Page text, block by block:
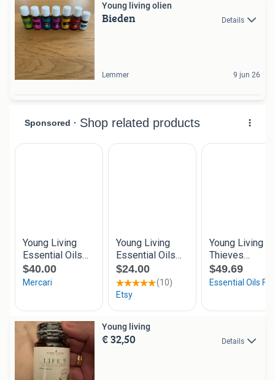
Young living olien
Bieden Details
Lemmer 9 jun 26
Young living
€ 32,50 Details